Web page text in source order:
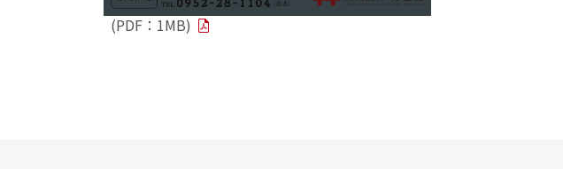
(PDF：1MB)